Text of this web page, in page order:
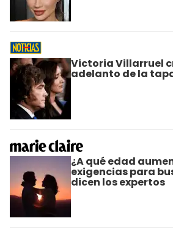
Victoria Villarruel
adelanto de la tapa
¿A qué edad
exigencias para
dicen los expertos